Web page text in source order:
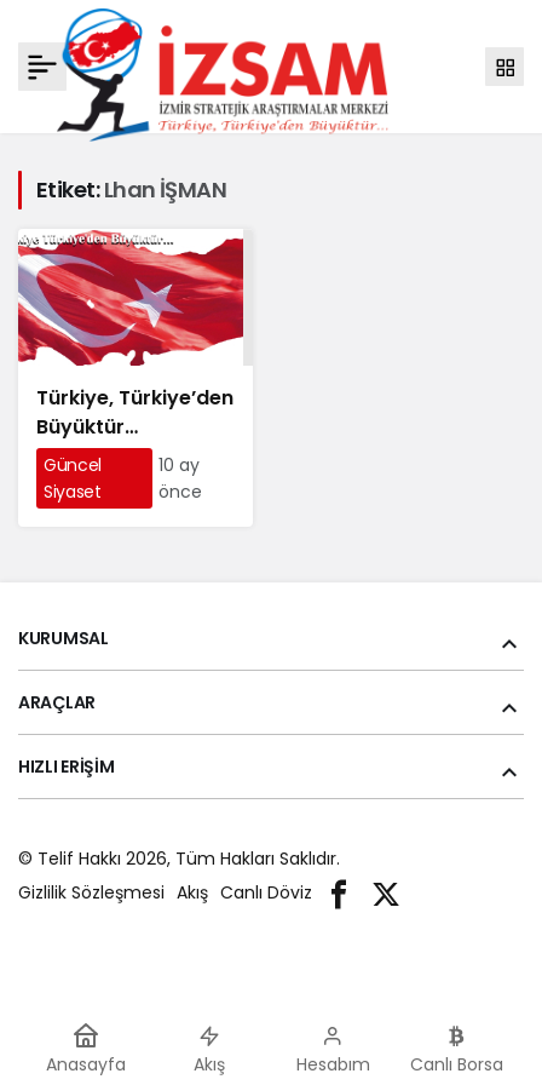
Etiket:Lhan İŞMAN
Türkiye, Türkiye’den
Büyüktür…
Güncel
Siyaset
10 ay
önce
KURUMSAL
ARAÇLAR
HIZLI ERIŞIM
© Telif Hakkı 2026, Tüm Hakları Saklıdır.
Gizlilik Sözleşmesi Akış Canlı Döviz
Anasayfa Akış Hesabım Canlı Borsa